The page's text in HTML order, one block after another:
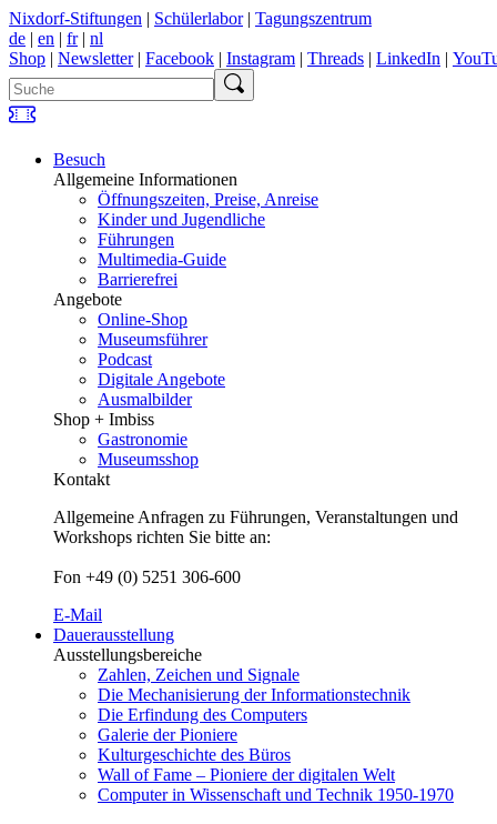
Nixdorf-Stiftungen | Schülerlabor| Tagungszentrum
de | en | fr| nl
Shop | Newsletter| Facebook | Instagram | Threads | LinkedIn |
Besuch
Allgemeine Informationen
Öffnungszeiten, Preise, Anreise
Kinder und Jugendliche
Führungen
Multimedia-Guide
Barrierefrei
Angebote
Online-Shop
Museumsführer
Podcast
Digitale Angebote
Ausmalbilder
Shop + Imbiss
Gastronomie
Museumsshop
Kontakt
Allgemeine Anfragen zu Führungen, Veranstaltungen und
Workshops richten Sie bitte an:
Fon +49 (0) 5251 306-600
E-Mail
Dauerausstellung
Ausstellungsbereiche
Zahlen, Zeichen und Signale
Die Mechanisierung der Informationstechnik
Die Erfindung des Computers
Galerie der Pioniere
Kulturgeschichte des Büros
Wall of Fame – Pioniere der digitalen Welt
Computer in Wissenschaft und Technik 1950-1970